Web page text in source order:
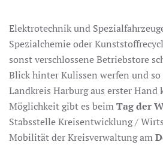
Elektrotechnik und
Spezialchemie oder
sonst verschlossene Betriebstore
Blick hinter Kulissen werfen und
Landkreis Harburg aus erster Hand
Möglichkeit gibt es beimTag der
Stabsstelle Kreisentwicklung /
Mobilität der Kreisverwaltung am